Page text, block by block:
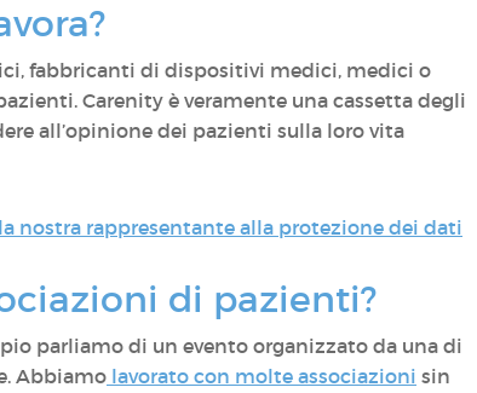
fabbricanti di dispositivi medici, medici o
Carenity è veramente una cassetta degli
all’opinione dei pazienti sulla loro vita
nostra rappresentante alla protezione dei dati
di pazienti?
parliamo di un evento organizzato da una di
Abbiamo lavorato con molte associazioni sin